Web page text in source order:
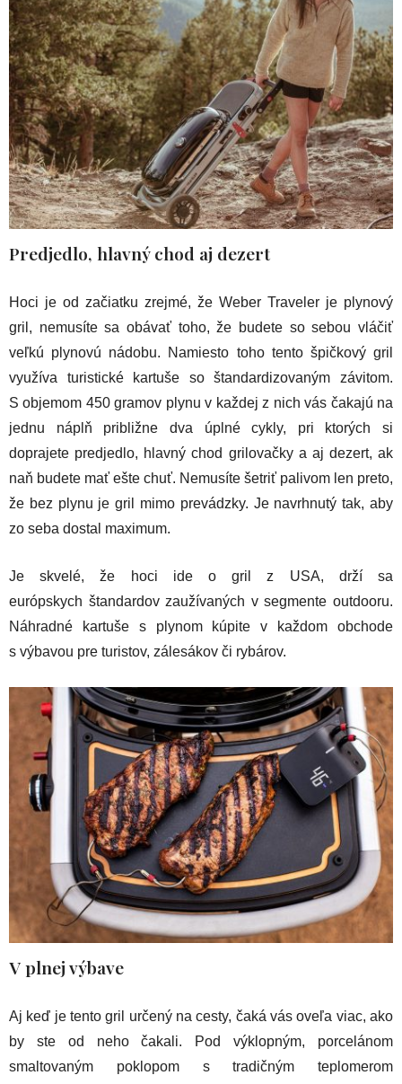
Predjedlo, hlavný chod aj dezert
Hoci je od začiatku zrejmé, že Weber Traveler je plynový
gril, nemusíte sa obávať toho, že budete so sebou vláčiť
veľkú plynovú nádobu. Namiesto toho tento špičkový gril
využíva turistické kartuše so štandardizovaným závitom.
S objemom 450 gramov plynu v každej z nich vás čakajú na
jednu náplň približne dva úplné cykly, pri ktorých si
doprajete predjedlo, hlavný chod grilovačky a aj dezert, ak
naň budete mať ešte chuť. Nemusíte šetriť palivom len preto,
že bez plynu je gril mimo prevádzky. Je navrhnutý tak, aby
zo seba dostal maximum.
Je skvelé, že hoci ide o gril z USA, drží sa
európskych štandardov zaužívaných v segmente outdooru.
Náhradné kartuše s plynom kúpite v každom obchode
s výbavou pre turistov, zálesákov či rybárov.
V plnej výbave
Aj keď je tento gril určený na cesty, čaká vás oveľa viac, ako
by ste od neho čakali. Pod výklopným, porcelánom
smaltovaným poklopom s tradičným teplomerom